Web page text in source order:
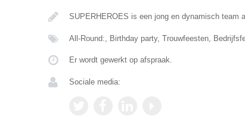
SUPERHEROES is een jong en dynamisch team
All-Round:, Birthday party, Trouwfeesten,
Er wordt gewerkt op afspraak.
Sociale media: